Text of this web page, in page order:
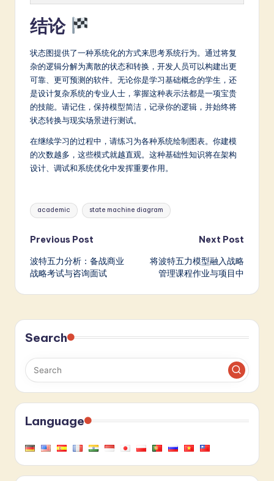
结论
状态图提供了一种系统化的方式来思考系统行为。通过将复
杂的逻辑分解为离散的状态和转换，开发人员可以构建出更
可靠、更可预测的软件。无论你是学习基础概念的学生，还
是设计复杂系统的专业人士，掌握这种表示法都是一项宝贵
的技能。请记住，保持模型简洁，记录你的逻辑，并始终将
状态转换与现实场景进行测试。
在继续学习的过程中，请练习为各种系统绘制图表。你建模
的次数越多，这些模式就越直观。这种基础性知识将在架构
设计、调试和系统优化中发挥重要作用。
Tags:
academic state machine diagram
Post
navigation
Previous Post
波特五力分析：备战商业
战略考试与咨询面试
Next Post
将波特五力模型融入战略
管理课程作业与项目中
Search
Language